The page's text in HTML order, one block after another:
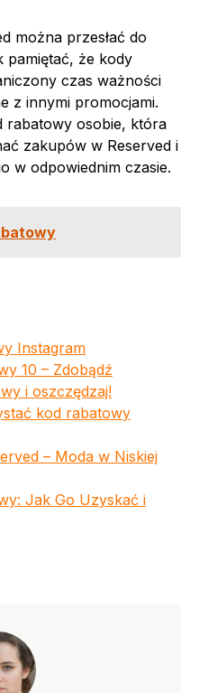
można przesłać do
pamiętać, że kody
czas ważności
z innymi promocjami.
rabatowy osobie, która
zakupów w Reserved i
w odpowiednim czasie.
Instagram
10 – Zdobądź
i oszczędzaj!
kod rabatowy
– Moda w Niskiej
Jak Go Uzyskać i